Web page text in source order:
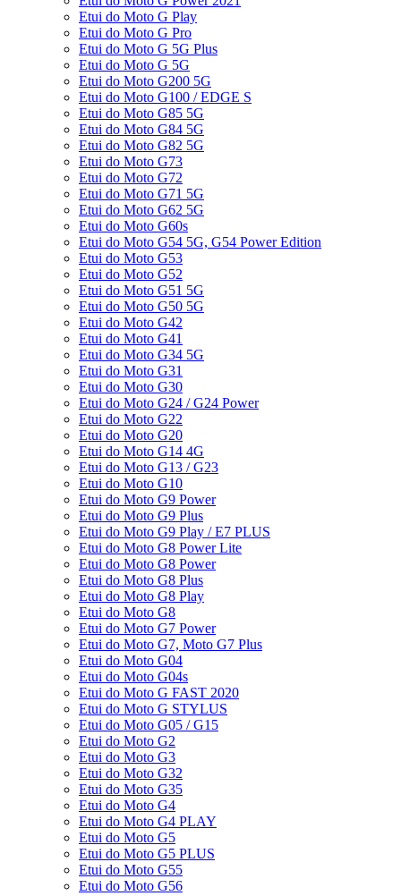
Etui do Moto G Play
Etui do Moto G Pro
Etui do Moto G 5G Plus
Etui do Moto G 5G
Etui do Moto G200 5G
Etui do Moto G100 / EDGE S
Etui do Moto G85 5G
Etui do Moto G84 5G
Etui do Moto G82 5G
Etui do Moto G73
Etui do Moto G72
Etui do Moto G71 5G
Etui do Moto G62 5G
Etui do Moto G60s
Etui do Moto G54 5G, G54 Power Edition
Etui do Moto G53
Etui do Moto G52
Etui do Moto G51 5G
Etui do Moto G50 5G
Etui do Moto G42
Etui do Moto G41
Etui do Moto G34 5G
Etui do Moto G31
Etui do Moto G30
Etui do Moto G24 / G24 Power
Etui do Moto G22
Etui do Moto G20
Etui do Moto G14 4G
Etui do Moto G13 / G23
Etui do Moto G10
Etui do Moto G9 Power
Etui do Moto G9 Plus
Etui do Moto G9 Play / E7 PLUS
Etui do Moto G8 Power Lite
Etui do Moto G8 Power
Etui do Moto G8 Plus
Etui do Moto G8 Play
Etui do Moto G8
Etui do Moto G7 Power
Etui do Moto G7, Moto G7 Plus
Etui do Moto G04
Etui do Moto G04s
Etui do Moto G FAST 2020
Etui do Moto G STYLUS
Etui do Moto G05 / G15
Etui do Moto G2
Etui do Moto G3
Etui do Moto G32
Etui do Moto G35
Etui do Moto G4
Etui do Moto G4 PLAY
Etui do Moto G5
Etui do Moto G5 PLUS
Etui do Moto G55
Etui do Moto G56